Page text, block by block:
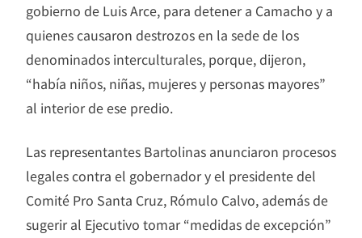
gobierno de Luis Arce, para detener a Camacho y a
quienes causaron destrozos en la sede de los
denominados interculturales, porque, dijeron,
“había niños, niñas, mujeres y personas mayores”
al interior de ese predio.
Las representantes Bartolinas anunciaron procesos
legales contra el gobernador y el presidente del
Comité Pro Santa Cruz, Rómulo Calvo, además de
sugerir al Ejecutivo tomar “medidas de excepción”